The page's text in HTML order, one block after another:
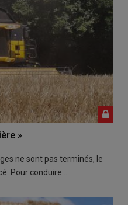
»
ne sont pas terminés, le
Pour conduire…